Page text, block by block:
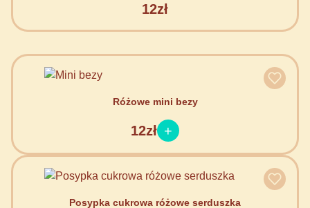
12zł
Różowe mini bezy
12zł
Posypka cukrowa różowe serduszka